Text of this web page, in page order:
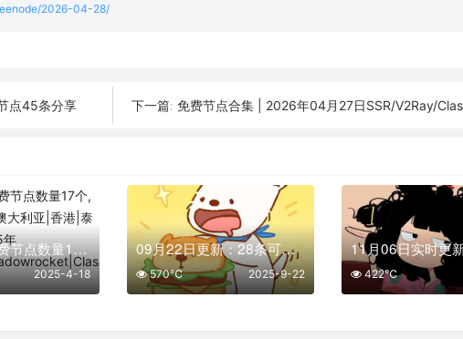
2026-04-28/
点45条分享 下一篇: 免费节点合集 | 2026年04月27日SSR/V2Ray/Clash订
04月18日免费节点数量17个,地区有爱尔兰|澳大利亚|香港|泰国|土耳其,2025年SSR|V2ray|Shadowrocket|Clash订阅链接
2025-4-18
09月22日更新：28条可用免费节点 | 2025年SSR/V2ray/Clash订阅链接
2025-9-22
570℃ 422℃